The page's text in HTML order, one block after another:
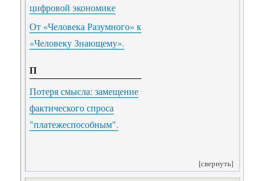
цифровой экономике
От «Человека Разумного» к
«Человеку Знающему».
П
Потеря смысла: замещение
фактического спроса
"платежеспособным".
[свернуть]